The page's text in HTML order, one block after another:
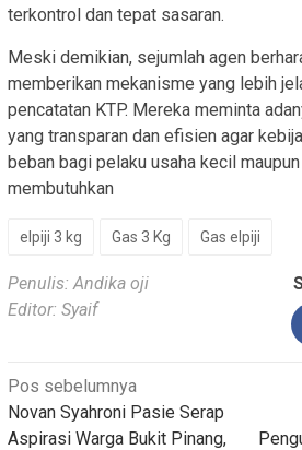
terkontrol dan tepat sasaran.
Meski demikian, sejumlah agen
memberikan mekanisme yang lebih
pencatatan KTP. Mereka meminta
yang transparan dan efisien agar
beban bagi pelaku usaha kecil
membutuhkan
elpiji 3 kg Gas 3 Kg Gas elpiji
Penulis: Andika oji
Editor: Syaif
Navigasi
pos
Pos sebelumnya
Novan Syahroni Pasie Serap
Aspirasi Warga Bukit Pinang,